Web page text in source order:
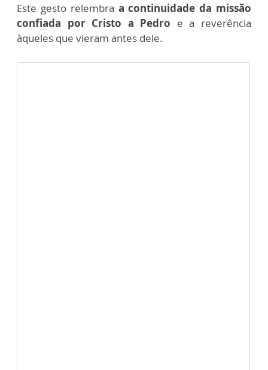
Este gesto relembra a continuidade da missão
confiada por Cristo a Pedro e a reverência
àqueles que vieram antes dele.